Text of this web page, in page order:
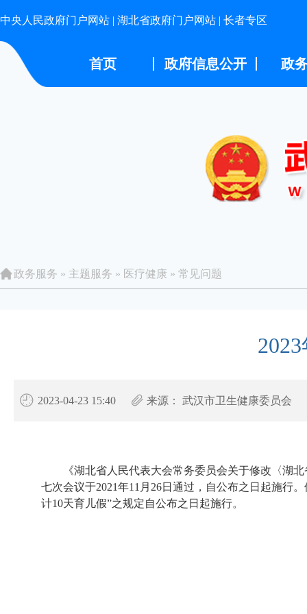
中央人民政府门户网站 | 湖北省政府门户网站 | 长者专区
首页 政府信息公开 政
政务服务 » 主题服务 » 医疗健康 » 常见问题
2023-04-23 15:40 来源： 武汉市卫生健康委员会
《湖北省人民代表大会常务委员会关于修改〈湖
七次会议于2021年11月26日通过，自公布之日起施行
计10天育儿假”之规定自公布之日起施行。